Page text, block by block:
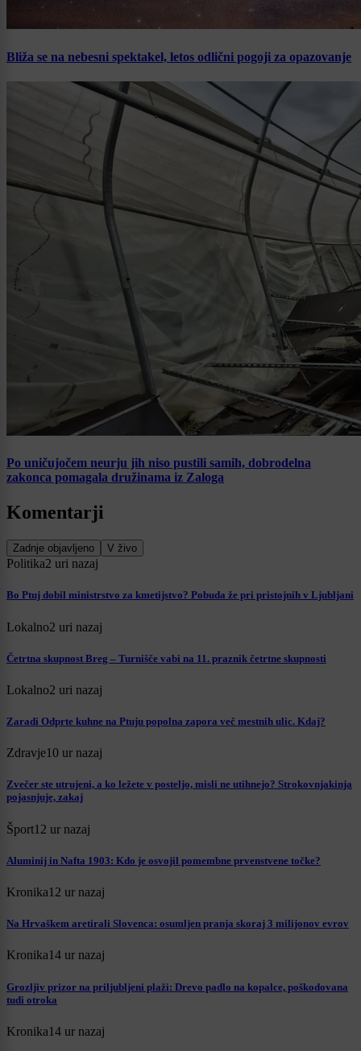
Bliža se na nebesni spektakel, letos odlični pogoji za opazovanje
Po uničujočem neurju jih niso pustili samih, dobrodelna
zakonca pomagala družinama iz Zaloga
Komentarji
Zadnje objavljeno V živo
Politika2 uri nazaj
Bo Ptuj dobil ministrstvo za kmetijstvo? Pobuda že pri pristojnih v Ljubljani
Lokalno2 uri nazaj
Četrtna skupnost Breg – Turnišče vabi na 11. praznik četrtne skupnosti
Lokalno2 uri nazaj
Zaradi Odprte kuhne na Ptuju popolna zapora več mestnih ulic. Kdaj?
Zdravje10 ur nazaj
Zvečer ste utrujeni, a ko ležete v posteljo, misli ne utihnejo? Strokovnjakinja
pojasnjuje, zakaj
Šport12 ur nazaj
Aluminij in Nafta 1903: Kdo je osvojil pomembne prvenstvene točke?
Kronika12 ur nazaj
Na Hrvaškem aretirali Slovenca: osumljen pranja skoraj 3 milijonov evrov
Kronika14 ur nazaj
Grozljiv prizor na priljubljeni plaži: Drevo padlo na kopalce, poškodovana
tudi otroka
Kronika14 ur nazaj